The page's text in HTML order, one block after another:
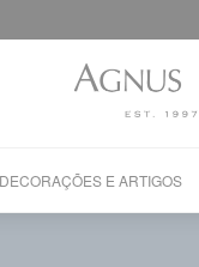
DECORAÇÕES E ARTIGOS